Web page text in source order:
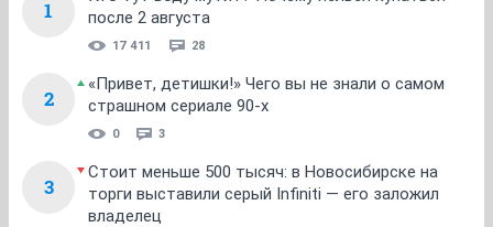
1
после 2 августа
17 411 28
2
«Привет, детишки!» Чего вы не знали о самом
страшном сериале 90-х
0 3
3
Стоит меньше 500 тысяч: в Новосибирске на
торги выставили серый Infiniti — его заложил
владелец